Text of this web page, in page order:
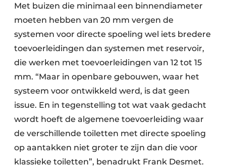
Met buizen die minimaal een binnendiameter
moeten hebben van 20 mm vergen de
systemen voor directe spoeling wel iets bredere
toevoerleidingen dan systemen met reservoir,
die werken met toevoerleidingen van 12 tot 15
mm. “Maar in openbare gebouwen, waar het
systeem voor ontwikkeld werd, is dat geen
issue. En in tegenstelling tot wat vaak gedacht
wordt hoeft de algemene toevoerleiding waar
de verschillende toiletten met directe spoeling
op aantakken niet groter te zijn dan die voor
klassieke toiletten”, benadrukt Frank Desmet.